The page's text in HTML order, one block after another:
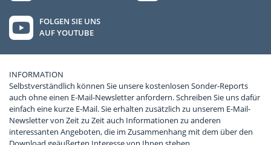
FOLGEN SIE UNS
AUF YOUTUBE
INFORMATION
Selbstverständlich können Sie unsere kostenlosen Sonder-Reports
auch ohne einen E-Mail-Newsletter anfordern. Schreiben Sie uns dafür
einfach eine kurze E-Mail. Sie erhalten zusätzlich zu unserem E-Mail-
Newsletter von Zeit zu Zeit auch Informationen zu anderen
interessanten Angeboten, die im Zusammenhang mit dem über den